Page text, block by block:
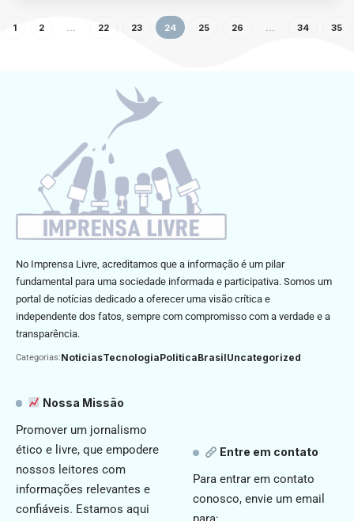
1 2 22 23 24 25 26 34 35
No Imprensa Livre, acreditamos que a informação é um pilar
fundamental para uma sociedade informada e participativa. Somos um
portal de notícias dedicado a oferecer uma visão crítica e
independente dos fatos, sempre com compromisso com a verdade e a
transparência.
Categorias:NoticiasTecnologiaPoliticaBrasilUncategorized
Nossa Missão
Promover um jornalismo
ético e livre, que empodere
nossos leitores com
informações relevantes e
confiáveis. Estamos aqui
Entre em contato
Para entrar em contato
conosco, envie um email